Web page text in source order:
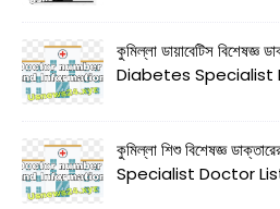
কুমিল্লা ডায়াবেটিস
Diabetes Specialist
কুমিল্লা শিশু বিশেষজ্ঞ
Specialist Doctor